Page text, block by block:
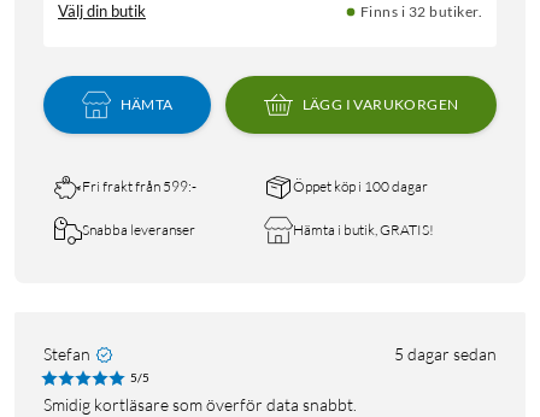
Välj din butik Finns i 32 butiker.
HÄMTA LÄGG I VARUKORGEN
Fri frakt från 599:- Öppet köp i 100 dagar
Snabba leveranser Hämta i butik, GRATIS!
Stefan 5 dagar sedan
5/5
Smidig kortläsare som överför data snabbt.